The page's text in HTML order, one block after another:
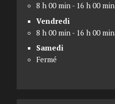
8 h 00 min - 16 h 00 min
Vendredi
8 h 00 min - 16 h 00 min
Samedi
Fermé